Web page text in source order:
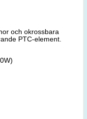
och okrossbara
PTC-element.